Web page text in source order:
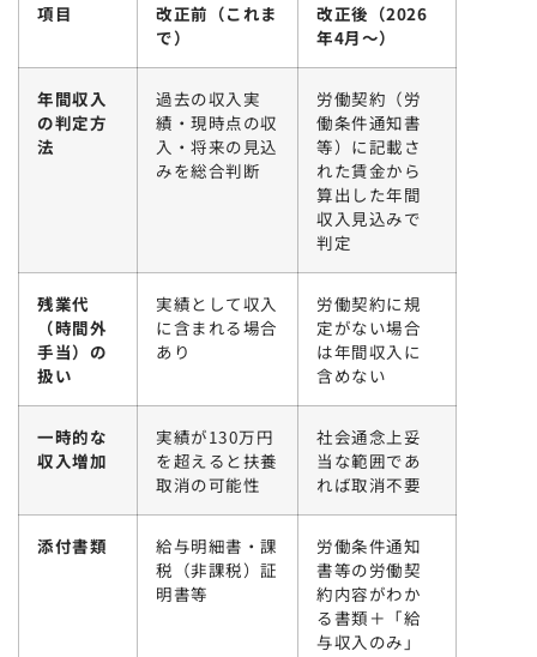
項目
改正前（これま
で）
改正後（2026
年4月〜）
年間収入
の判定方
法
過去の収入実
績・現時点の収
入・将来の見込
みを総合判断
労働契約（労
働条件通知書
等）に記載さ
れた賃金から
算出した年間
収入見込みで
判定
残業代
（時間外
手当）の
扱い
実績として収入
に含まれる場合
あり
労働契約に規
定がない場合
は年間収入に
含めない
一時的な
収入増加
実績が130万円
を超えると扶養
取消の可能性
社会通念上妥
当な範囲であ
れば取消不要
添付書類
給与明細書・課
税（非課税）証
明書等
労働条件通知
書等の労働契
約内容がわか
る書類＋「給
与収入のみ」